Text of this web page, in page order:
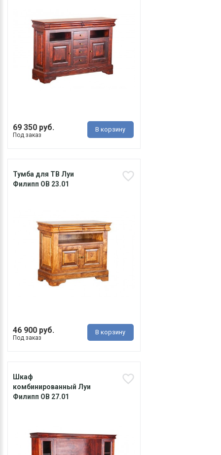
69 350 руб.
Под заказ
В корзину
Тумба для ТВ Луи
Филипп ОВ 23.01
46 900 руб.
Под заказ
В корзину
Шкаф
комбинированный Луи
Филипп ОВ 27.01